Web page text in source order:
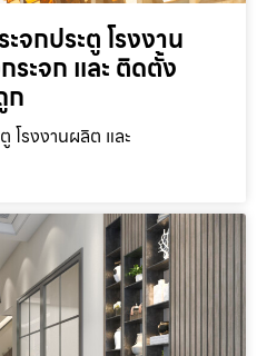
จกประตู โรงงาน
ะจก และ ติดตั้ง
ก
โรงงานผลิต และ